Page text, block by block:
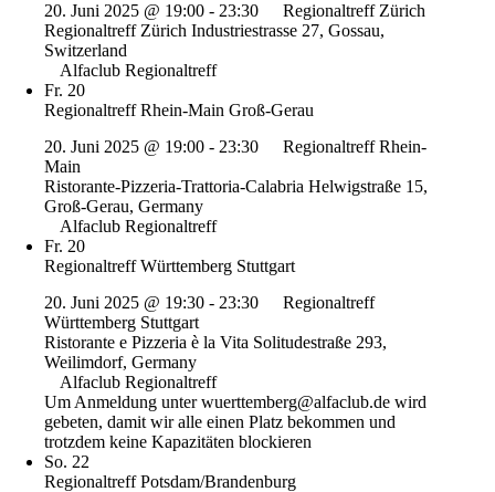
20. Juni 2025 @ 19:00 - 23:30
Regionaltreff Zürich
Regionaltreff Zürich Industriestrasse 27, Gossau,
Switzerland
Alfaclub Regionaltreff
Fr. 20
Regionaltreff Rhein-Main Groß-Gerau
20. Juni 2025 @ 19:00 - 23:30
Regionaltreff Rhein-
Main
Ristorante-Pizzeria-Trattoria-Calabria Helwigstraße 15,
Groß-Gerau, Germany
Alfaclub Regionaltreff
Fr. 20
Regionaltreff Württemberg Stuttgart
20. Juni 2025 @ 19:30 - 23:30
Regionaltreff
Württemberg Stuttgart
Ristorante e Pizzeria è la Vita Solitudestraße 293,
Weilimdorf, Germany
Alfaclub Regionaltreff
Um Anmeldung unter wuerttemberg@alfaclub.de wird
gebeten, damit wir alle einen Platz bekommen und
trotzdem keine Kapazitäten blockieren
So. 22
Regionaltreff Potsdam/Brandenburg